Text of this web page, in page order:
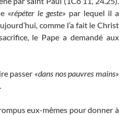
«répéter le geste» par lequel il a
comme l’a fait le Christ
le Pape a demandé aux
passer «dans nos pauvres mains»
eux-mêmes pour donner à